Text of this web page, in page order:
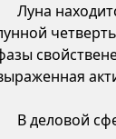
Луна
В деловой